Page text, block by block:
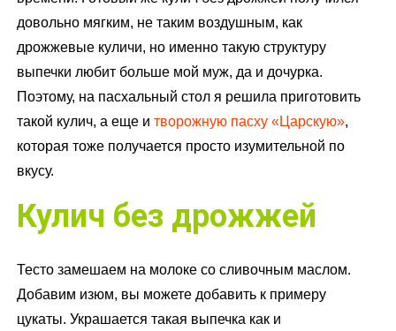
довольно мягким, не таким воздушным, как
дрожжевые куличи, но именно такую структуру
выпечки любит больше мой муж, да и дочурка.
Поэтому, на пасхальный стол я решила приготовить
такой кулич, а еще итворожную пасху «Царскую»,
которая тоже получается просто изумительной по
вкусу.
Кулич без дрожжей
Тесто замешаем на молоке со сливочным маслом.
Добавим изюм, вы можете добавить к примеру
цукаты. Украшается такая выпечка как и